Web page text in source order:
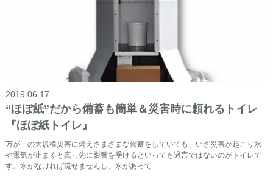
2019.06.17
“ほぼ紙”だから備蓄も簡単＆災害時に頼れるトイレ
『ほぼ紙トイレ』
万が一の大規模災害に備えさまざまな備蓄をしていても、いざ災害が起こり水
や電気が止まると真っ先に影響を受けるといっても過言ではないのがトイレで
す。水がなければ流せませんし、水があって…